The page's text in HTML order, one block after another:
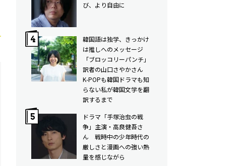
び、より自由に
韓国語は独学、きっかけ
は推しへのメッセージ
「ブロッコリーパンチ」
訳者の山口さやかさん
K-POPも韓国ドラマも知
らない私が韓国文学を翻
訳するまで
ドラマ「手塚治虫の戦
争」主演・高良健吾さ
ん 戦時中の少年時代の
厳しさと漫画への強い熱
量を感じながら